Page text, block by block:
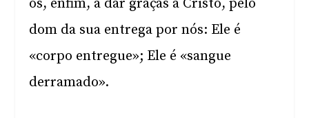
os, enfim, a dar graças a Cristo, pelo
dom da sua entrega por nós: Ele é
«corpo entregue»; Ele é «sangue
derramado».